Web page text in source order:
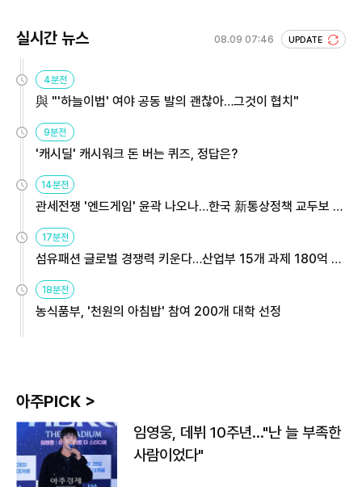
실시간 뉴스 08.09 07:46 UPDATE
4분전
與 "'하늘이법' 여야 공동 발의 괜찮아…그것이 협치"
9분전
'캐시딜' 캐시워크 돈 버는 퀴즈, 정답은?
14분전
관세전쟁 '엔드게임' 윤곽 나오나…한국 新통상정책 교두보 활
용해야
17분전
섬유패션 글로벌 경쟁력 키운다…산업부 15개 과제 180억 지
원
18분전
농식품부, '천원의 아침밥' 참여 200개 대학 선정
아주PICK >
임영웅, 데뷔 10주년…"난 늘 부족한
사람이었다"